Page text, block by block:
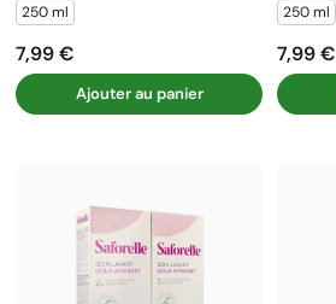
250 ml
Prix
7,99 €
Ajouter au panier
250 ml
Prix
7,99 €